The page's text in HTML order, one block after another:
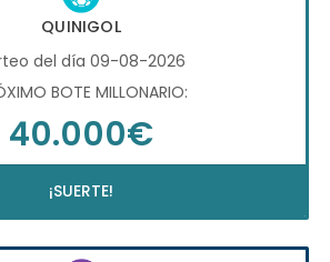
QUINIGOL
del día 09-08-2026
BOTE MILLONARIO:
40.000€
¡SUERTE!